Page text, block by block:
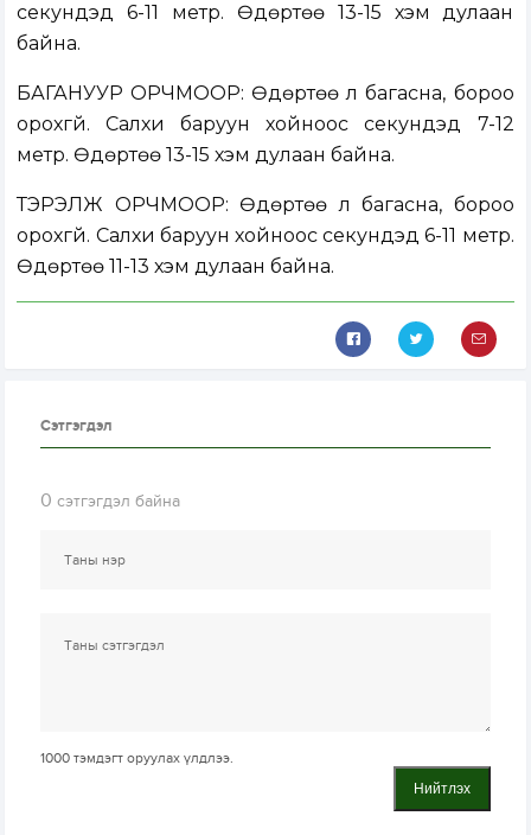
секундэд 6-11 метр. Өдөртөө 13-15 хэм дулаан
байна.
БАГАНУУР ОРЧМООР: Өдөртөө үүл багасна, бороо
орохгүй. Салхи баруун хойноос секундэд 7-12
метр. Өдөртөө 13-15 хэм дулаан байна.
ТЭРЭЛЖ ОРЧМООР: Өдөртөө үүл багасна, бороо
орохгүй. Салхи баруун хойноос секундэд 6-11 метр.
Өдөртөө 11-13 хэм дулаан байна.
Сэтгэгдэл
0 сэтгэгдэл байна
1000 тэмдэгт оруулах үлдлээ.
Нийтлэх